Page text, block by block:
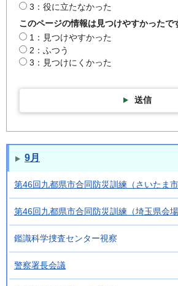
3：役に立たなかった
このページの情報は見つけやすかったで
1：見つけやすかった
2：ふつう
3：見つけにくかった
送信
9月
第46回九都県市合同防災訓練（さいたま
第46回九都県市合同防災訓練（埼玉県会
鑑識科学捜査センター視察
警察署長会議